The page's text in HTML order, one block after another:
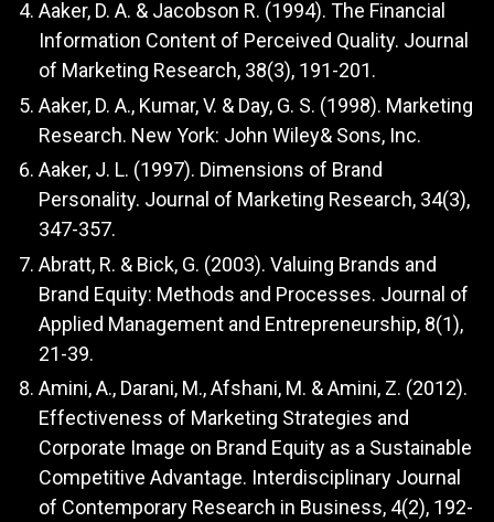
Aaker, D. A. & Jacobson R. (1994). The Financial
Information Content of Perceived Quality. Journal
of Marketing Research, 38(3), 191-201.
Aaker, D. A., Kumar, V. & Day, G. S. (1998). Marketing
Research. New York: John Wiley& Sons, Inc.
Aaker, J. L. (1997). Dimensions of Brand
Personality. Journal of Marketing Research, 34(3),
347-357.
Abratt, R. & Bick, G. (2003). Valuing Brands and
Brand Equity: Methods and Processes. Journal of
Applied Management and Entrepreneurship, 8(1),
21-39.
Amini, A., Darani, M., Afshani, M. & Amini, Z. (2012).
Effectiveness of Marketing Strategies and
Corporate Image on Brand Equity as a Sustainable
Competitive Advantage. Interdisciplinary Journal
of Contemporary Research in Business, 4(2), 192-